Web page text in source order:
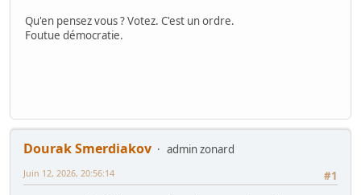
Qu'en pensez vous ? Votez. C'est un ordre.
Foutue démocratie.
Dourak Smerdiakov
admin zonard
#1
Juin 12, 2026, 20:56:14